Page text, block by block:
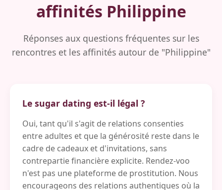
affinités Philippine
Réponses aux questions fréquentes sur les
rencontres et les affinités autour de "Philippine"
Le sugar dating est-il légal ?
Oui, tant qu'il s'agit de relations consenties
entre adultes et que la générosité reste dans le
cadre de cadeaux et d'invitations, sans
contrepartie financière explicite. Rendez-voo
n'est pas une plateforme de prostitution. Nous
encourageons des relations authentiques où la